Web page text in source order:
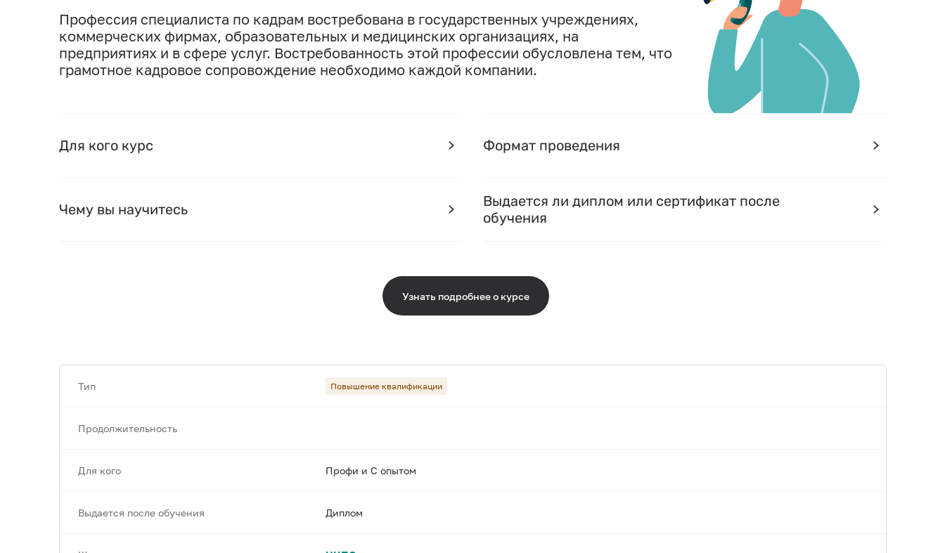
Профессия специалиста по кадрам востребована в государственных учреждениях,
коммерческих фирмах, образовательных и медицинских организациях, на
предприятиях и в сфере услуг. Востребованность этой профессии обусловлена тем, что
грамотное кадровое сопровождение необходимо каждой компании.
Для кого курс
Чему вы научитесь
Формат проведения
Выдается ли диплом или сертификат после
обучения
Узнать подробнее о курсе
Тип Повышение квалификации
Продолжительность
Для кого Профи и С опытом
Выдается после обучения Диплом